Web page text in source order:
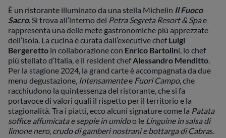
È un ristorante illuminato da una stella Michelin Il Fuoco
Sacro. Si trova all’interno del Petra Segreta Resort & Spae
rappresenta una delle mete gastronomiche più apprezzate
dell’isola. La cucina è curata dall’executive chefLuigi
Bergeretto in collaborazione con Enrico Bartolini, lo chef
più stellato d’Italia, e il resident chefAlessandro Menditto.
Per la stagione 2024, la grand carte è accompagnata da due
menu degustazione, Intensamentee Fuori Campo, che
racchiudono la quintessenza del ristorante, che si fa
portavoce di valori quali il rispetto per il territorio e la
stagionalità. Tra i piatti, ecco alcuni signature come la Patata
soffice affumicata e seppie in umidoo le Linguine in salsa di
limone nero, crudo di gamberi nostrani e bottarga di Cabras.